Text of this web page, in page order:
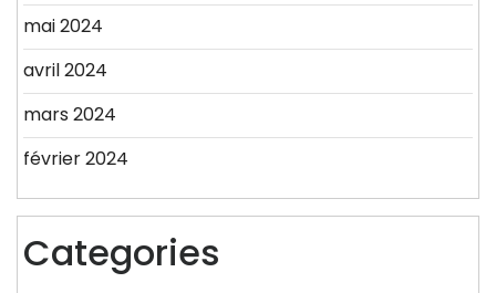
mai 2024
avril 2024
mars 2024
février 2024
Categories